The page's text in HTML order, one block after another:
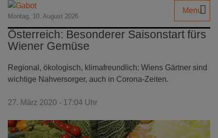
Montag, 10. August 2026
Menu
Österreich: Besonderer Saisonstart fürs
Wiener Gemüse
Regional, ökologisch, klimafreundlich: Wiens Gärtner sind
wichtige Nahversorger, auch in Corona-Zeiten.
27. März 2020 - 17:04 Uhr